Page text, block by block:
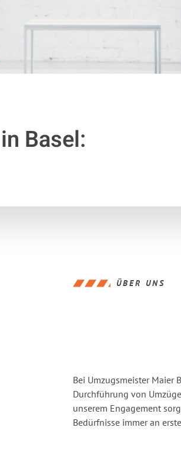
in Basel:
ÜBER UNS
Bei Umzugsmeister Maier
Durchführung von
unserem Engagement
Bedürfnisse immer an